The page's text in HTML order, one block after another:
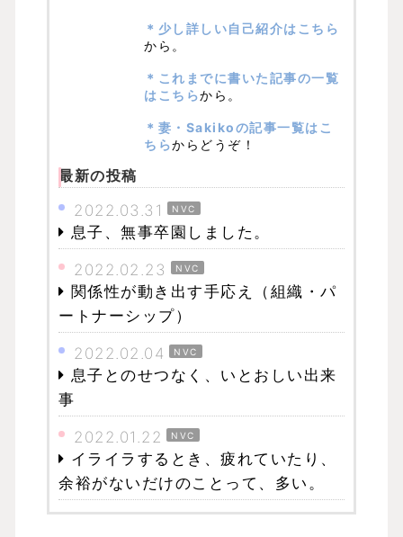
＊少し詳しい自己紹介はこちら
から。
＊これまでに書いた記事の一覧
はこちらから。
＊妻・Sakikoの記事一覧はこ
ちらからどうぞ！
最新の投稿
2022.03.31
NVC
息子、無事卒園しました。
2022.02.23 NVC
関係性が動き出す手応え（組織・パ
ートナーシップ）
2022.02.04 NVC
息子とのせつなく、いとおしい出来
事
2022.01.22 NVC
イライラするとき、疲れていたり、
余裕がないだけのことって、多い。